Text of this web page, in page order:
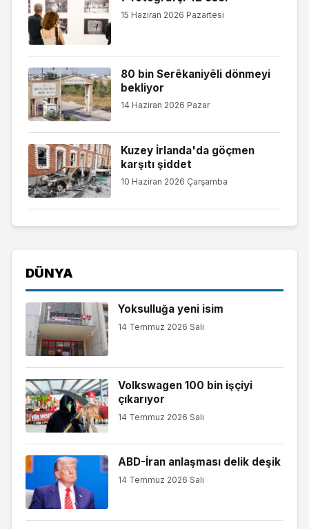
15 Haziran 2026 Pazartesi
80 bin Serêkaniyêli dönmeyi
bekliyor
14 Haziran 2026 Pazar
Kuzey İrlanda'da göçmen
karşıtı şiddet
10 Haziran 2026 Çarşamba
DÜNYA
Yoksulluğa yeni isim
14 Temmuz 2026 Salı
Volkswagen 100 bin işçiyi
çıkarıyor
14 Temmuz 2026 Salı
ABD-İran anlaşması delik deşik
14 Temmuz 2026 Salı